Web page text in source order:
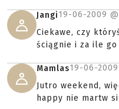
Jangi19-06-2009 @
Ciekawe, czy
ściągnie i za ile go
Mamlas19-06-2009
Jutro weekend,
happy nie martw